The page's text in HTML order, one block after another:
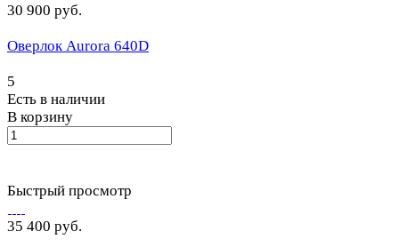
30 900 руб.
Оверлок Aurora 640D
5
Есть в наличии
В корзину
Быстрый просмотр
35 400 руб.